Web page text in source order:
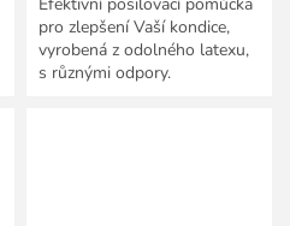
pro zlepšení Vaší kondice,
vyrobená z odolného latexu,
s různými odpory.